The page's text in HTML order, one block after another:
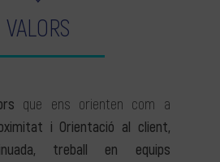
VALORS
que ens orienten com a
i Orientació al client,
treball en equips